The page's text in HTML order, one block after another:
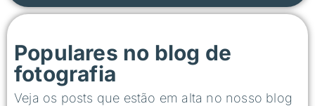
Populares no blog de
fotografia
Veja os posts que estão em alta no nosso blog